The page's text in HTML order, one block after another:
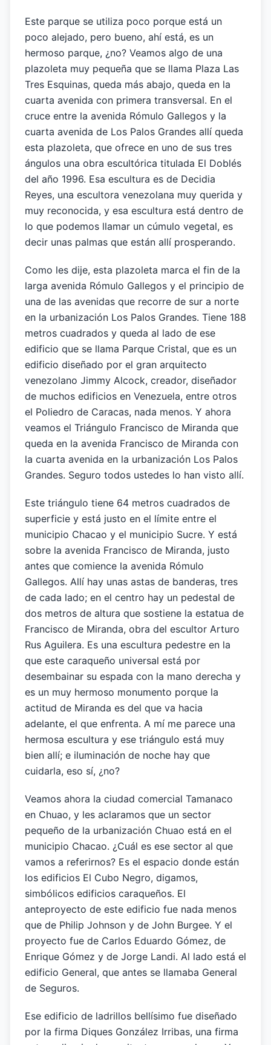
Este parque se utiliza poco porque está un
poco alejado, pero bueno, ahí está, es un
hermoso parque, ¿no? Veamos algo de una
plazoleta muy pequeña que se llama Plaza Las
Tres Esquinas, queda más abajo, queda en la
cuarta avenida con primera transversal. En el
cruce entre la avenida Rómulo Gallegos y la
cuarta avenida de Los Palos Grandes allí queda
esta plazoleta, que ofrece en uno de sus tres
ángulos una obra escultórica titulada El Doblés
del año 1996. Esa escultura es de Decidia
Reyes, una escultora venezolana muy querida y
muy reconocida, y esa escultura está dentro de
lo que podemos llamar un cúmulo vegetal, es
decir unas palmas que están allí prosperando.
Como les dije, esta plazoleta marca el fin de la
larga avenida Rómulo Gallegos y el principio de
una de las avenidas que recorre de sur a norte
en la urbanización Los Palos Grandes. Tiene 188
metros cuadrados y queda al lado de ese
edificio que se llama Parque Cristal, que es un
edificio diseñado por el gran arquitecto
venezolano Jimmy Alcock, creador, diseñador
de muchos edificios en Venezuela, entre otros
el Poliedro de Caracas, nada menos. Y ahora
veamos el Triángulo Francisco de Miranda que
queda en la avenida Francisco de Miranda con
la cuarta avenida en la urbanización Los Palos
Grandes. Seguro todos ustedes lo han visto allí.
Este triángulo tiene 64 metros cuadrados de
superficie y está justo en el límite entre el
municipio Chacao y el municipio Sucre. Y está
sobre la avenida Francisco de Miranda, justo
antes que comience la avenida Rómulo
Gallegos. Allí hay unas astas de banderas, tres
de cada lado; en el centro hay un pedestal de
dos metros de altura que sostiene la estatua de
Francisco de Miranda, obra del escultor Arturo
Rus Aguilera. Es una escultura pedestre en la
que este caraqueño universal está por
desembainar su espada con la mano derecha y
es un muy hermoso monumento porque la
actitud de Miranda es del que va hacia
adelante, el que enfrenta. A mí me parece una
hermosa escultura y ese triángulo está muy
bien allí; e iluminación de noche hay que
cuidarla, eso sí, ¿no?
Veamos ahora la ciudad comercial Tamanaco
en Chuao, y les aclaramos que un sector
pequeño de la urbanización Chuao está en el
municipio Chacao. ¿Cuál es ese sector al que
vamos a referirnos? Es el espacio donde están
los edificios El Cubo Negro, digamos,
simbólicos edificios caraqueños. El
anteproyecto de este edificio fue nada menos
que de Philip Johnson y de John Burgee. Y el
proyecto fue de Carlos Eduardo Gómez, de
Enrique Gómez y de Jorge Landi. Al lado está el
edificio General, que antes se llamaba General
de Seguros.
Ese edificio de ladrillos bellísimo fue diseñado
por la firma Diques González Irribas, una firma